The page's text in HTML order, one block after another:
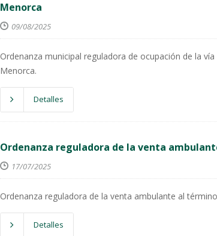
Menorca
09/08/2025
Ordenanza municipal reguladora de ocupación de la
Menorca.
Detalles
Ordenanza reguladora de la venta
17/07/2025
Ordenanza reguladora de la venta ambulante al
Detalles